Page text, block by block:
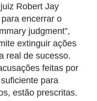
Robert Jay
encerrar o
judgment”,
extinguir ações
real de sucesso.
feitas por
para
estão prescritas.